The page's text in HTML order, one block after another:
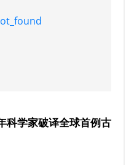
科学家破译全球首例古